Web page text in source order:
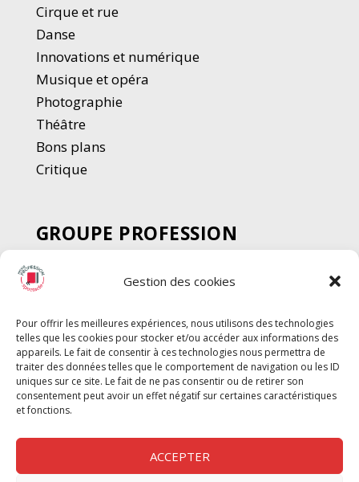
Gestion des cookies
Pour offrir les meilleures expériences, nous utilisons des technologies
telles que les cookies pour stocker et/ou accéder aux informations des
appareils. Le fait de consentir à ces technologies nous permettra de
traiter des données telles que le comportement de navigation ou les ID
uniques sur ce site. Le fait de ne pas consentir ou de retirer son
consentement peut avoir un effet négatif sur certaines caractéristiques
et fonctions.
ACCEPTER
Cirque et rue
Danse
Innovations et numérique
Musique et opéra
Photographie
Théâtre
Bons plans
Critique
GROUPE PROFESSION
SPECTACLE
Chèque Intermittents
Chèque Compta
Chèque Emploi Spectacle
G-Pods
Profession Audio-visuel